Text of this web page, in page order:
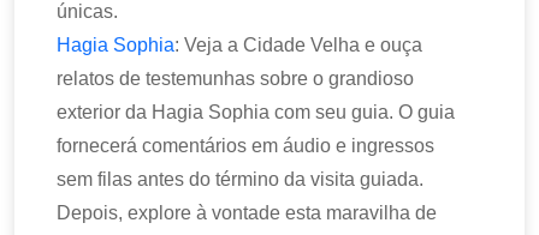
únicas.
Hagia Sophia: Veja a Cidade Velha e ouça
relatos de testemunhas sobre o grandioso
exterior da Hagia Sophia com seu guia. O guia
fornecerá comentários em áudio e ingressos
sem filas antes do término da visita guiada.
Depois, explore à vontade esta maravilha de